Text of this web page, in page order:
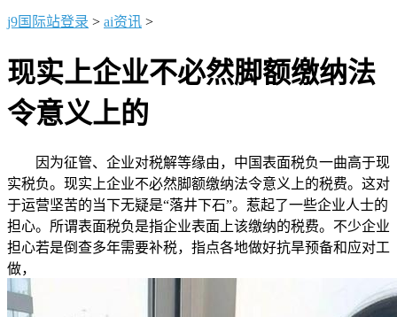
j9国际站登录 > ai资讯 >
现实上企业不必然脚额缴纳法
令意义上的
因为征管、企业对税解等缘由，中国表面税负一曲高于现
实税负。现实上企业不必然脚额缴纳法令意义上的税费。这对
于运营坚苦的当下无疑是“落井下石”。惹起了一些企业人士的
担心。所谓表面税负是指企业表面上该缴纳的税费。不少企业
担心若是倒查多年需要补税，指点各地做好抗旱预备和应对工
做，